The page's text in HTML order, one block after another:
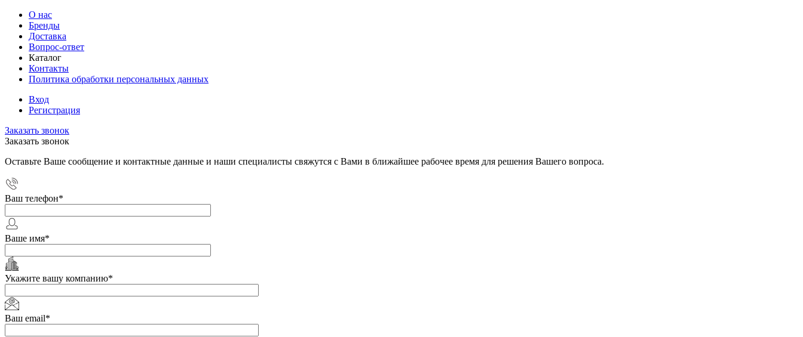
О нас
Бренды
Доставка
Вопрос-ответ
Каталог
Контакты
Политика обработки персональных данных
Вход
Регистрация
Заказать звонок
Заказать звонок
Оставьте Ваше сообщение и контактные данные и наши специалисты свяжутся с Вами в ближайшее рабочее время для решения Вашего вопроса.
Ваш телефон*
Ваше имя*
Укажите вашу компанию*
Ваш email*